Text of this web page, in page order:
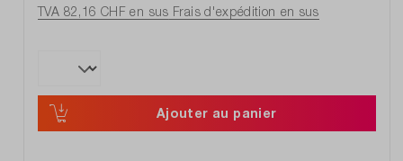
TVA 82,16 CHF en sus Frais d'expédition en sus
Ajouter au panier